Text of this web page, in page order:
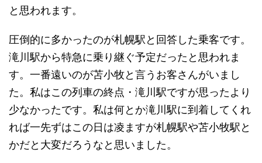
と思われます。
圧倒的に多かったのが札幌駅と回答した乗客です。
滝川駅から特急に乗り継ぐ予定だったと思われま
す。一番遠いのが苫小牧と言うお客さんがいまし
た。私はこの列車の終点・滝川駅ですが思ったより
少なかったです。私は何とか滝川駅に到着してくれ
れば一先ずはこの日は凌ますが札幌駅や苫小牧駅と
かだと大変だろうなと思いました。